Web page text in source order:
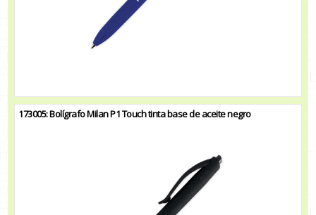
173005: Bolígrafo Milan P1 Touch tinta base de aceite negro